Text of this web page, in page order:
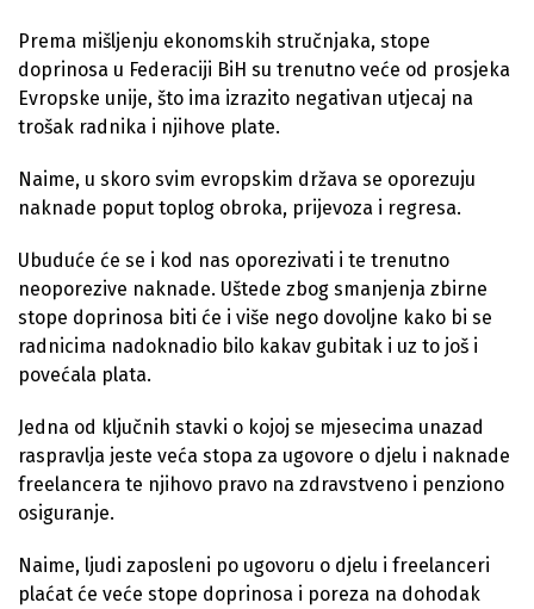
Prema mišljenju ekonomskih stručnjaka, stope
doprinosa u Federaciji BiH su trenutno veće od prosjeka
Evropske unije, što ima izrazito negativan utjecaj na
trošak radnika i njihove plate.
Naime, u skoro svim evropskim država se oporezuju
naknade poput toplog obroka, prijevoza i regresa.
Ubuduće će se i kod nas oporezivati i te trenutno
neoporezive naknade. Uštede zbog smanjenja zbirne
stope doprinosa biti će i više nego dovoljne kako bi se
radnicima nadoknadio bilo kakav gubitak i uz to još i
povećala plata.
Jedna od ključnih stavki o kojoj se mjesecima unazad
raspravlja jeste veća stopa za ugovore o djelu i naknade
freelancera te njihovo pravo na zdravstveno i penziono
osiguranje.
Naime, ljudi zaposleni po ugovoru o djelu i freelanceri
plaćat će veće stope doprinosa i poreza na dohodak